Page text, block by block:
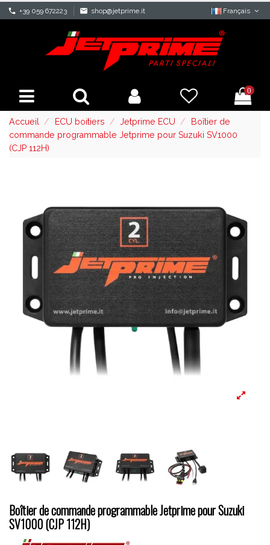
phone +39 059 672223 mail shop@jetprime.it Français
0
Accueil ECU boitiers Jetprime ECU
Boîtier de
commande programmable Jetprime pour Suzuki SV1000
(CJP 112H)
Boîtier de commande programmable Jetprime pour Suzuki
SV1000 (CJP 112H)